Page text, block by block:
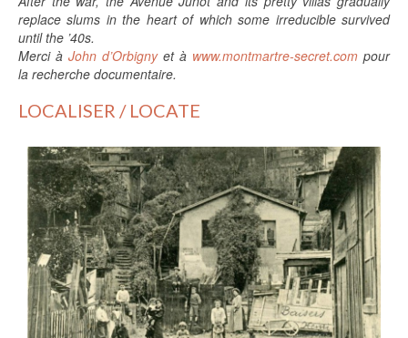
replace slums in the heart of which some irreducible survived
until the ’40s.
Merci à John d’Orbignyet à www.montmartre-secret.com pour
la recherche documentaire.
LOCALISER / LOCATE